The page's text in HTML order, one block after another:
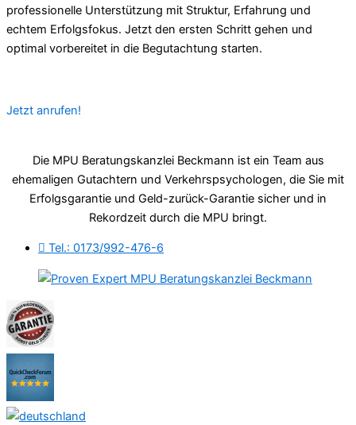
professionelle Unterstützung mit Struktur, Erfahrung und
echtem Erfolgsfokus. Jetzt den ersten Schritt gehen und
optimal vorbereitet in die Begutachtung starten.
Jetzt anrufen!
Die MPU Beratungskanzlei Beckmann ist ein Team aus
ehemaligen Gutachtern und Verkehrspsychologen, die Sie mit
Erfolgsgarantie und Geld-zurück-Garantie sicher und in
Rekordzeit durch die MPU bringt.
Tel.: 0173/992-476-6